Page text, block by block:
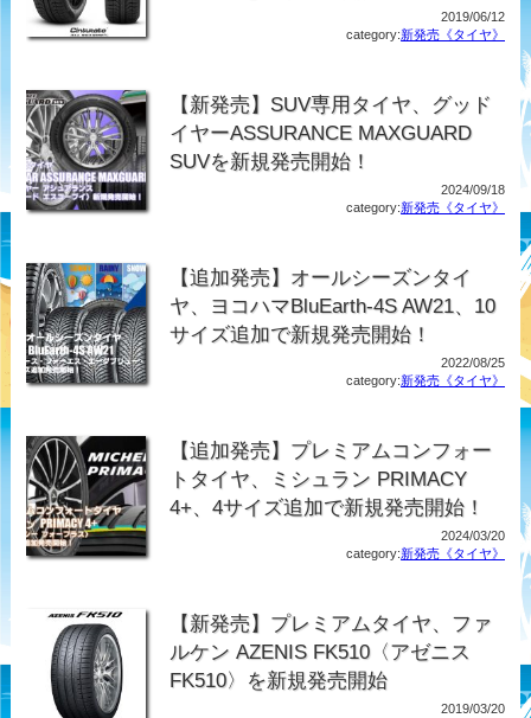
2019/06/12
category:新発売《タイヤ》
【新発売】SUV専用タイヤ、グッド
イヤーASSURANCE MAXGUARD
SUVを新規発売開始！
2024/09/18
category:新発売《タイヤ》
【追加発売】オールシーズンタイ
ヤ、ヨコハマBluEarth-4S AW21、10
サイズ追加で新規発売開始！
2022/08/25
category:新発売《タイヤ》
【追加発売】プレミアムコンフォー
トタイヤ、ミシュラン PRIMACY
4+、4サイズ追加で新規発売開始！
2024/03/20
category:新発売《タイヤ》
【新発売】プレミアムタイヤ、ファ
ルケン AZENIS FK510〈アゼニス
FK510〉を新規発売開始
2019/03/20